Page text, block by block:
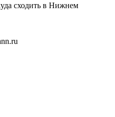
сходить в Нижнем